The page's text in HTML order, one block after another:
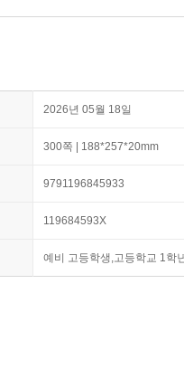
2026년 05월 18일
300쪽 | 188*257*20mm
9791196845933
119684593X
예비 고등학생,고등학교 1학